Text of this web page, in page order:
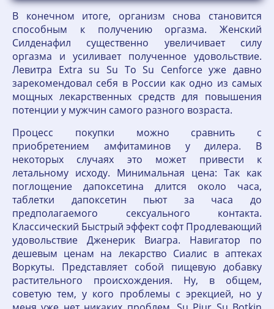
В конечном итоге, организм снова становится
способным к получению оргазма. Женский
Силденафил существенно увеличивает силу
оргазма и усиливает полученное удовольствие.
Левитра Extra su Su To Su Cenforce уже давно
зарекомендовал себя в России как одно из самых
мощных лекарственных средств для повышения
потенции у мужчин самого разного возраста.
Процесс покупки можно сравнить с
приобретением амфитаминов у дилера. В
некоторых случаях это может привести к
летальному исходу. Минимальная цена: Так как
поглощение дапоксетина длится около часа,
таблетки дапоксетин пьют за часа до
предполагаемого сексуального контакта.
Классический Быстрый эффект софт Продлевающий
удовольствие Дженерик Виагра. Навигатор по
дешевым ценам на лекарство Сиалис в аптеках
Воркуты. Представляет собой пищевую добавку
растительного происхождения. Ну, в общем,
советую тем, у кого проблемы с эрекцией, но у